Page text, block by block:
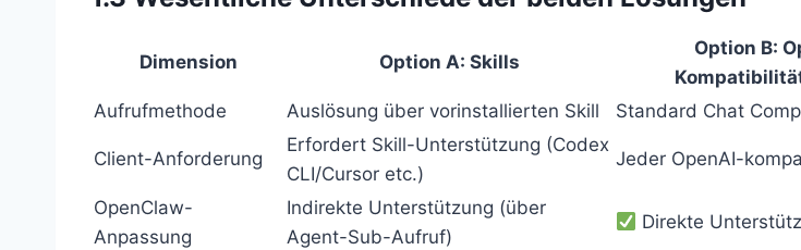
Dimension Option A: Skills
Option B:
Aufrufmethode
Auslösung über vorinstallierten Skill Standard Chat
Client-Anforderung
Erfordert Skill-Unterstützung (Codex
CLI/Cursor etc.)
Jeder OpenAI-
OpenClaw-
Anpassung
Indirekte Unterstützung (über
Agent-Sub-Aufruf)
Direkte